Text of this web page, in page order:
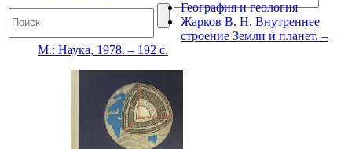
География и геология
Жарков В. Н. Внутреннее
строение Земли и планет. –
М.: Наука, 1978. – 192 с.